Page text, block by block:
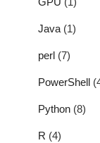
Java (1)
perl (7)
PowerShell
Python (8)
R (4)